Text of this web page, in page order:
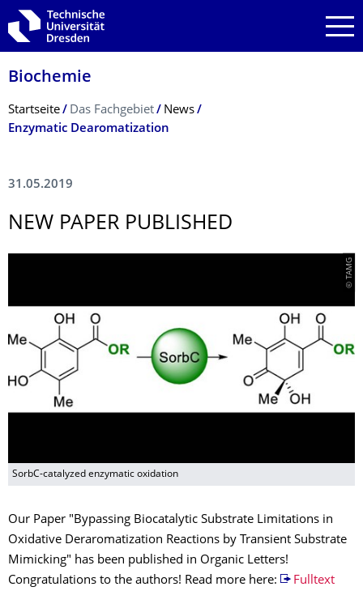
Zur Hauptnavigation springen
Zur Suche springen
Zum Inhalt springen
Biochemie
Breadcrumb-Menü
Startseite Das Fachgebiet
News
Enzymatic Dearomatization
31.05.2019
NEW PAPER PUBLISHED
© TAMG
SorbC-catalyzed enzymatic oxidation
Our Paper "Bypassing Biocatalytic Substrate Limitations in
Oxidative Deraromatization Reactions by Transient Substrate
Mimicking" has been published in Organic Letters!
Congratulations to the authors! Read more here:
Fulltext